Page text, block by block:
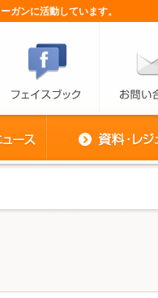
ガンに活動しています。